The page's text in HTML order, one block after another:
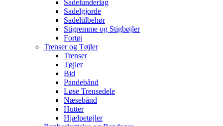
Sadelunderlag
Sadelgjorde
Sadeltilbehør
Stigremme og Stigbøjler
Fortøj
Trenser og Tøjler
Trenser
Tøjler
Bid
Pandebånd
Løse Trensedele
Næsebånd
Hutter
Hjælpetøjler